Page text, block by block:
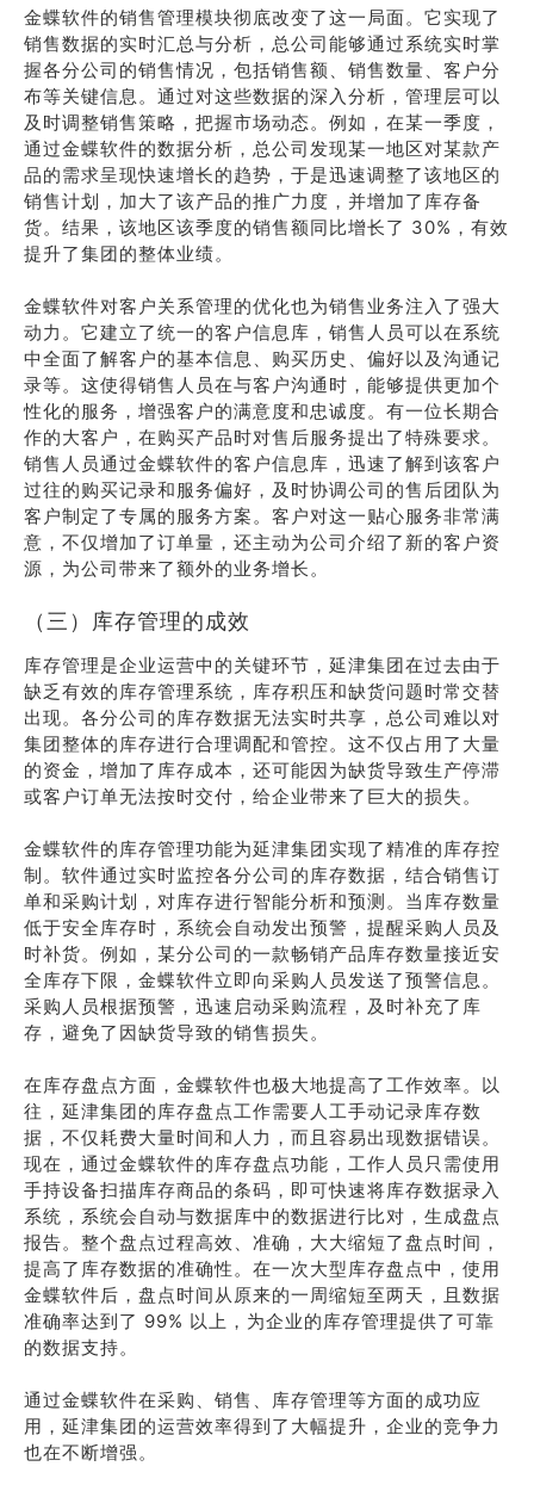
金蝶软件的销售管理模块彻底改变了这一局面。它实现了
销售数据的实时汇总与分析，总公司能够通过系统实时掌
握各分公司的销售情况，包括销售额、销售数量、客户分
布等关键信息。通过对这些数据的深入分析，管理层可以
及时调整销售策略，把握市场动态。例如，在某一季度，
通过金蝶软件的数据分析，总公司发现某一地区对某款产
品的需求呈现快速增长的趋势，于是迅速调整了该地区的
销售计划，加大了该产品的推广力度，并增加了库存备
货。结果，该地区该季度的销售额同比增长了 30%，有效
提升了集团的整体业绩。
金蝶软件对客户关系管理的优化也为销售业务注入了强大
动力。它建立了统一的客户信息库，销售人员可以在系统
中全面了解客户的基本信息、购买历史、偏好以及沟通记
录等。这使得销售人员在与客户沟通时，能够提供更加个
性化的服务，增强客户的满意度和忠诚度。有一位长期合
作的大客户，在购买产品时对售后服务提出了特殊要求。
销售人员通过金蝶软件的客户信息库，迅速了解到该客户
过往的购买记录和服务偏好，及时协调公司的售后团队为
客户制定了专属的服务方案。客户对这一贴心服务非常满
意，不仅增加了订单量，还主动为公司介绍了新的客户资
源，为公司带来了额外的业务增长。
（三）库存管理的成效
库存管理是企业运营中的关键环节，延津集团在过去由于
缺乏有效的库存管理系统，库存积压和缺货问题时常交替
出现。各分公司的库存数据无法实时共享，总公司难以对
集团整体的库存进行合理调配和管控。这不仅占用了大量
的资金，增加了库存成本，还可能因为缺货导致生产停滞
或客户订单无法按时交付，给企业带来了巨大的损失。
金蝶软件的库存管理功能为延津集团实现了精准的库存控
制。软件通过实时监控各分公司的库存数据，结合销售订
单和采购计划，对库存进行智能分析和预测。当库存数量
低于安全库存时，系统会自动发出预警，提醒采购人员及
时补货。例如，某分公司的一款畅销产品库存数量接近安
全库存下限，金蝶软件立即向采购人员发送了预警信息。
采购人员根据预警，迅速启动采购流程，及时补充了库
存，避免了因缺货导致的销售损失。
在库存盘点方面，金蝶软件也极大地提高了工作效率。以
往，延津集团的库存盘点工作需要人工手动记录库存数
据，不仅耗费大量时间和人力，而且容易出现数据错误。
现在，通过金蝶软件的库存盘点功能，工作人员只需使用
手持设备扫描库存商品的条码，即可快速将库存数据录入
系统，系统会自动与数据库中的数据进行比对，生成盘点
报告。整个盘点过程高效、准确，大大缩短了盘点时间，
提高了库存数据的准确性。在一次大型库存盘点中，使用
金蝶软件后，盘点时间从原来的一周缩短至两天，且数据
准确率达到了 99% 以上，为企业的库存管理提供了可靠
的数据支持。
通过金蝶软件在采购、销售、库存管理等方面的成功应
用，延津集团的运营效率得到了大幅提升，企业的竞争力
也在不断增强。